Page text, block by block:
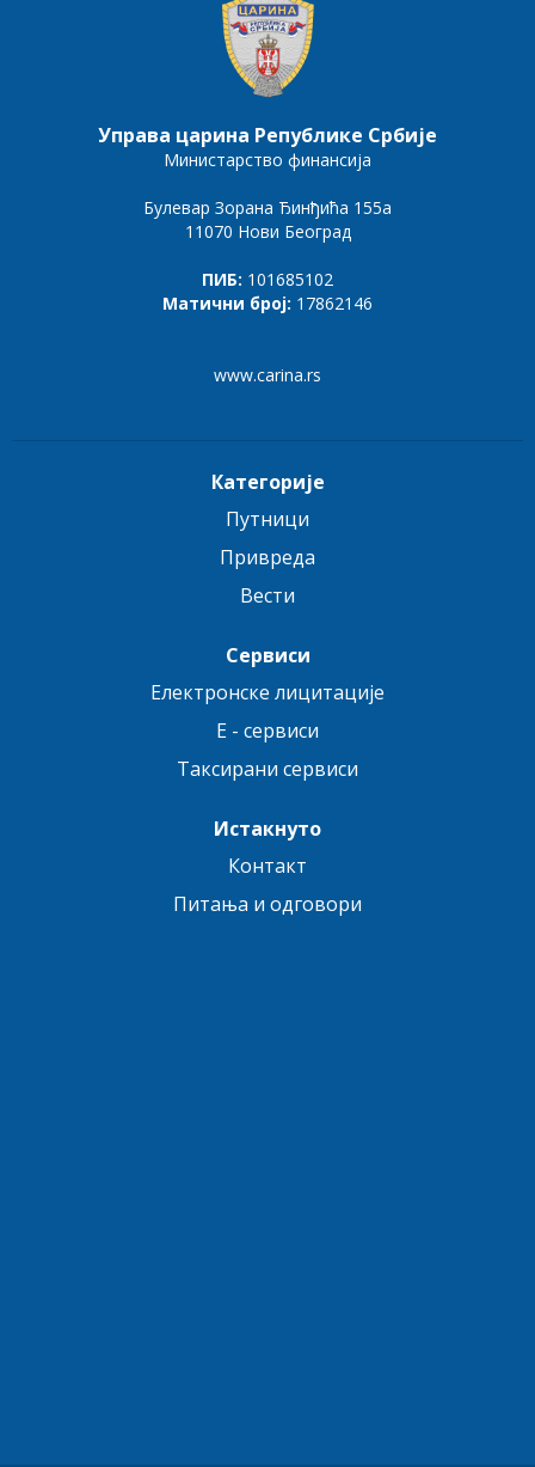
Управа царина Републике Србије
Министарство финансија
Булевар Зорана Ђинђића 155а
11070 Нови Београд
ПИБ: 101685102
Матични број: 17862146
www.carina.rs
Категорије
Путници
Привреда
Вести
Сервиси
Електронске лицитације
E - сервиси
Таксирани сервиси
Истакнуто
Контакт
Питања и одговори